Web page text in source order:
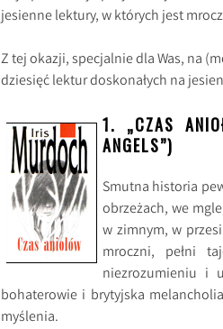
jesienne lektury, w których jest
Z tej okazji, specjalnie dla Was, na
dziesięć lektur doskonałych na
1. „CZAS
ANGELS”)
Smutna historia
obrzeżach, we
w zimnym, w
mroczni, pełni
niezrozumieniu i
bohaterowie i brytyjska
myślenia.